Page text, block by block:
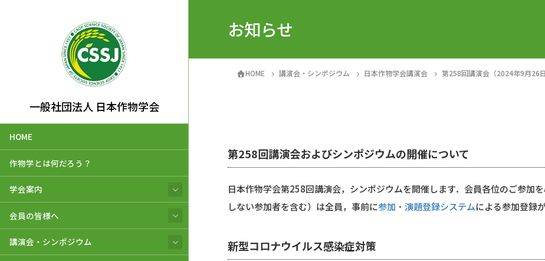
一般社団法人 日本作物学会
HOME
作物学とは何だろう？
学会案内
会員の皆様へ
講演会・シンポジウム
お知らせ
HOME 講演会・シンポジウム 日本作物学会講演会 第258回講演会（2024年9月26
第258回講演会およびシンポジウムの開催について
日本作物学会第258回講演会，シンポジウムを開催します．会員各位のご参加
しない参加者を含む）は全員，事前に参加・演題登録システムによる参加登録
新型コロナウイルス感染症対策